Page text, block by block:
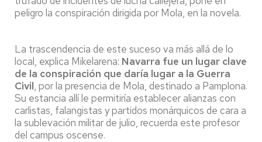
peligro la conspiración dirigida por Mola, en la novela.
La trascendencia de este suceso va más allá de lo
local, explica Mikelarena: Navarra fue un lugar clave
de la conspiración que daría lugar a la Guerra
Civil, por la presencia de Mola, destinado a Pamplona.
Su estancia allí le permitiría establecer alianzas con
carlistas, falangistas y partidos monárquicos de cara a
la sublevación militar de julio, recuerda este profesor
del campus oscense.